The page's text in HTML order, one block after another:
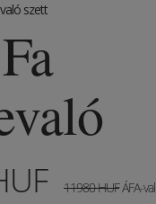
szett
11980HUFÁFA-val